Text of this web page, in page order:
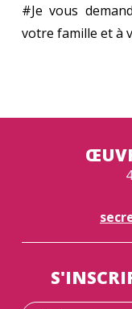
#Je vous
votre famille et à